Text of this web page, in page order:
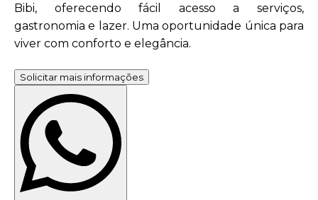
Bibi, oferecendo fácil acesso a serviços,
gastronomia e lazer. Uma oportunidade única para
viver com conforto e elegância.
Solicitar mais informações